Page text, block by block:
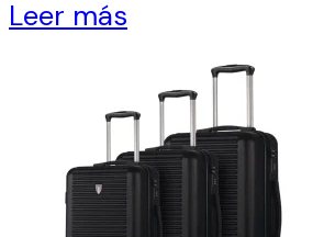
Leer más